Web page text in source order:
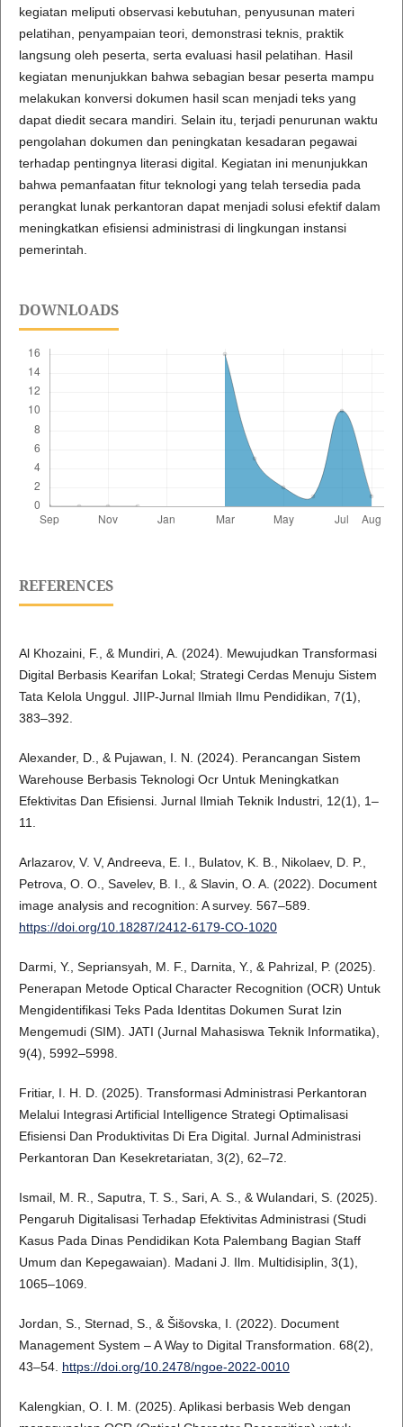
kegiatan meliputi observasi kebutuhan, penyusunan materi
pelatihan, penyampaian teori, demonstrasi teknis, praktik
langsung oleh peserta, serta evaluasi hasil pelatihan. Hasil
kegiatan menunjukkan bahwa sebagian besar peserta mampu
melakukan konversi dokumen hasil scan menjadi teks yang
dapat diedit secara mandiri. Selain itu, terjadi penurunan waktu
pengolahan dokumen dan peningkatan kesadaran pegawai
terhadap pentingnya literasi digital. Kegiatan ini menunjukkan
bahwa pemanfaatan fitur teknologi yang telah tersedia pada
perangkat lunak perkantoran dapat menjadi solusi efektif dalam
meningkatkan efisiensi administrasi di lingkungan instansi
pemerintah.
DOWNLOADS
REFERENCES
Al Khozaini, F., & Mundiri, A. (2024). Mewujudkan Transformasi
Digital Berbasis Kearifan Lokal; Strategi Cerdas Menuju Sistem
Tata Kelola Unggul. JIIP-Jurnal Ilmiah Ilmu Pendidikan, 7(1),
383–392.
Alexander, D., & Pujawan, I. N. (2024). Perancangan Sistem
Warehouse Berbasis Teknologi Ocr Untuk Meningkatkan
Efektivitas Dan Efisiensi. Jurnal Ilmiah Teknik Industri, 12(1), 1–
11.
Arlazarov, V. V, Andreeva, E. I., Bulatov, K. B., Nikolaev, D. P.,
Petrova, O. O., Savelev, B. I., & Slavin, O. A. (2022). Document
image analysis and recognition: A survey. 567–589.
https://doi.org/10.18287/2412-6179-CO-1020
Darmi, Y., Sepriansyah, M. F., Darnita, Y., & Pahrizal, P. (2025).
Penerapan Metode Optical Character Recognition (OCR) Untuk
Mengidentifikasi Teks Pada Identitas Dokumen Surat Izin
Mengemudi (SIM). JATI (Jurnal Mahasiswa Teknik Informatika),
9(4), 5992–5998.
Fritiar, I. H. D. (2025). Transformasi Administrasi Perkantoran
Melalui Integrasi Artificial Intelligence Strategi Optimalisasi
Efisiensi Dan Produktivitas Di Era Digital. Jurnal Administrasi
Perkantoran Dan Kesekretariatan, 3(2), 62–72.
Ismail, M. R., Saputra, T. S., Sari, A. S., & Wulandari, S. (2025).
Pengaruh Digitalisasi Terhadap Efektivitas Administrasi (Studi
Kasus Pada Dinas Pendidikan Kota Palembang Bagian Staff
Umum dan Kepegawaian). Madani J. Ilm. Multidisiplin, 3(1),
1065–1069.
Jordan, S., Sternad, S., & Šišovska, I. (2022). Document
Management System – A Way to Digital Transformation. 68(2),
43–54. https://doi.org/10.2478/ngoe-2022-0010
Kalengkian, O. I. M. (2025). Aplikasi berbasis Web dengan